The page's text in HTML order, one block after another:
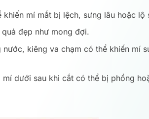
mí mắt bị lệch, sưng lâu hoặc lộ
đẹp như mong đợi.
kiêng va chạm có thể khiến mí
dưới sau khi cắt có thể bị phồng